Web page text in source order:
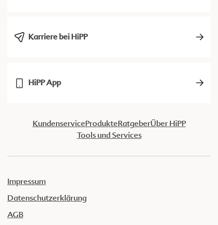
Karriere bei HiPP
HiPP App
KundenserviceProdukteRatgeberÜber HiPP
Tools und Services
Impressum
Datenschutzerklärung
AGB